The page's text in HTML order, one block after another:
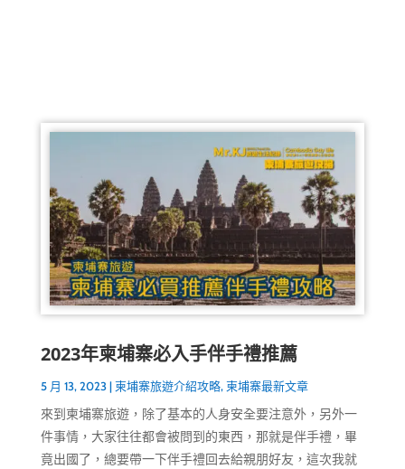
2023年柬埔寨必入手伴手禮推薦
5 月 13, 2023|柬埔寨旅遊介紹攻略,柬埔寨最新文章
來到柬埔寨旅遊，除了基本的人身安全要注意外，另外一
件事情，大家往往都會被問到的東西，那就是伴手禮，畢
竟出國了，總要帶一下伴手禮回去給親朋好友，這次我就